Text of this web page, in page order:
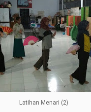
Latihan Menari (2)